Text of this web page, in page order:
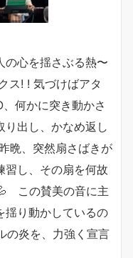
の心を揺さぶる熱〜
ス! ! 気づけばアタ
何かに突き動かさ
り出し、かなめ返し
晩、突然扇さばきが
習し、その扇を何故
この賛美の音に主
揺り動かしているの
の炎を、力強く宣言